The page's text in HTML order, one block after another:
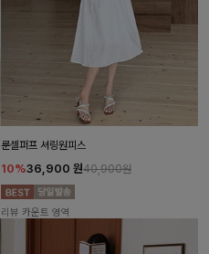
룬셀퍼프 셔링원피스
10%36,900 원40,900원
리뷰 카운트 영역